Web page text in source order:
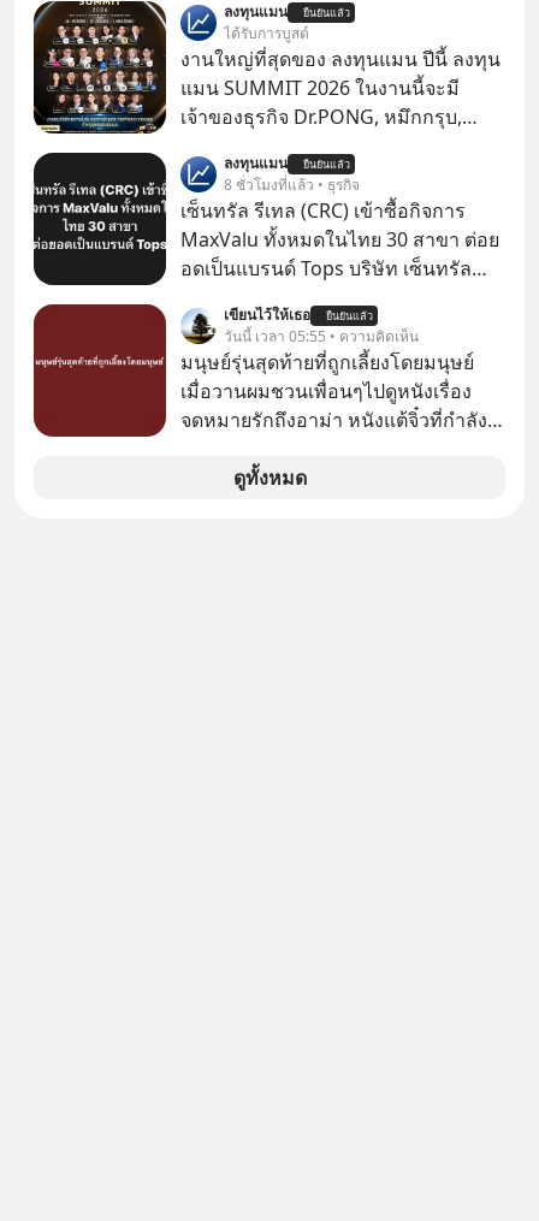
ภาษี หลายคนมักได้รับคำแนะนำให้
ลงทุนใน RMF เพราะนอกจากจะช่วยลด
หย่อนภาษีได้แล้ว ยังเป็นโอกาสในการ
สร้างความมั่งคั่งระยะยาว แต่น้อยคน
นักที่จะลงลึกว่า ถ้าลงทุนใน RMF ควรรู้
อะไรบ้าง ควรดู ตรงไหน ทำอย่างไร ถึง
จะดีกับเรา แล้วเราควรรู้ข้อมูลอะไร
เกี่ยวกับ RMF บ้าง เพื่อให้นำไปใช้ต่อได้
จริง ๆ ลงทุนแมนจะเล่าให้ฟัง
ลงทุนแมน ยืนยันแล้ว
ได้รับการบูสต์
งานใหญ่ที่สุดของ ลงทุนแมน ปีนี้ ลงทุน
แมน SUMMIT 2026 ในงานนี้จะมี
เจ้าของธุรกิจ Dr.PONG, หมึกกรุบ,
Fastwork, MizuMi, KARMART, อิชิตัน
มาแชร์ความรู้การสร้างธุรกิจ
ลงทุนแมน ยืนยันแล้ว
8 ชั่วโมงที่แล้ว • ธุรกิจ
เซ็นทรัล รีเทล (CRC) เข้าซื้อกิจการ
MaxValu ทั้งหมดในไทย 30 สาขา ต่อย
อดเป็นแบรนด์ Tops บริษัท เซ็นทรัล
CRC แจ้งตลาดหลักทรัพย์ฯ ว่า บริษัท
เซ็นทรัล ฟู้ด รีเทล จำกัด (CFR) ซึ่งเป็น
บริษัทย่อยที่ CRC ถือหุ้นทั้งทางตรงและ
ทางอ้อม 100%
เขียนไว้ให้เธอ ยืนยันแล้ว
วันนี้ เวลา 05:55 • ความคิดเห็น
มนุษย์รุ่นสุดท้ายที่ถูกเลี้ยงโดยมนุษย์
เมื่อวานผมชวนเพื่อนๆไปดูหนังเรื่อง
จดหมายรักถึงอาม่า หนังแต้จิ๋วที่กำลัง
ป๊าผมเห็นโปสเตอร์หนังเรื่องนี้หลาย
ดูทั้งหมด